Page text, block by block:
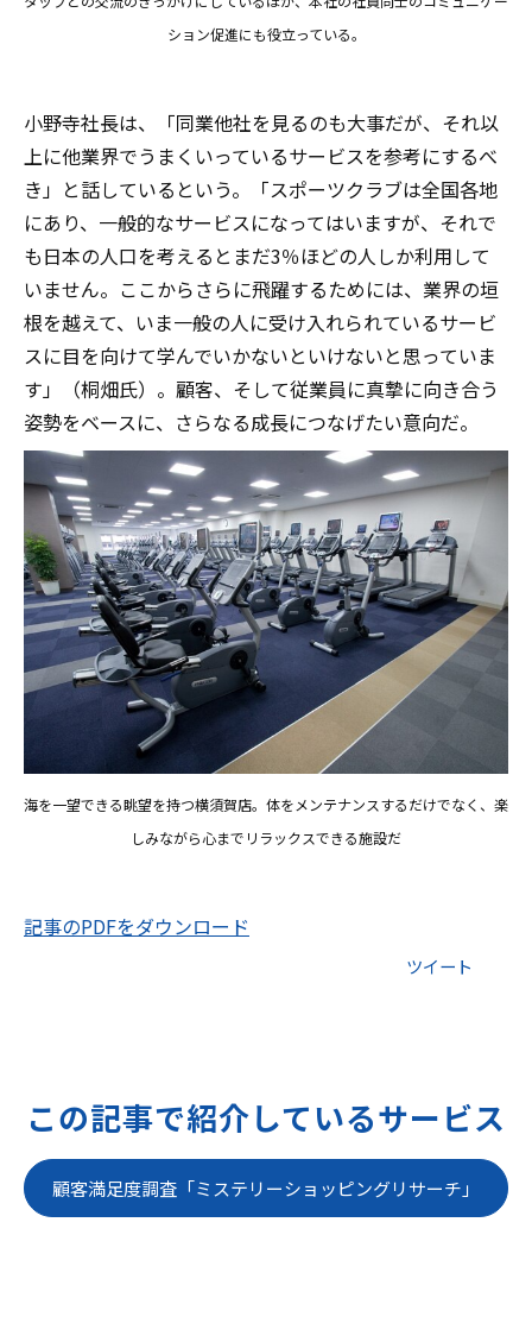
ション促進にも役立っている。
小野寺社長は、「同業他社を見るのも大事だが、それ以
上に他業界でうまくいっているサービスを参考にするべ
き」と話しているという。「スポーツクラブは全国各地
にあり、一般的なサービスになってはいますが、それで
も日本の人口を考えるとまだ3％ほどの人しか利用して
いません。ここからさらに飛躍するためには、業界の垣
根を越えて、いま一般の人に受け入れられているサービ
スに目を向けて学んでいかないといけないと思っていま
す」（桐畑氏）。顧客、そして従業員に真摯に向き合う
姿勢をベースに、さらなる成長につなげたい意向だ。
海を一望できる眺望を持つ横須賀店。体をメンテナンスするだけでなく、楽
しみながら心までリラックスできる施設だ
記事のPDFをダウンロード
ツイート
この記事で紹介しているサービス
顧客満足度調査「ミステリーショッピングリサーチ」